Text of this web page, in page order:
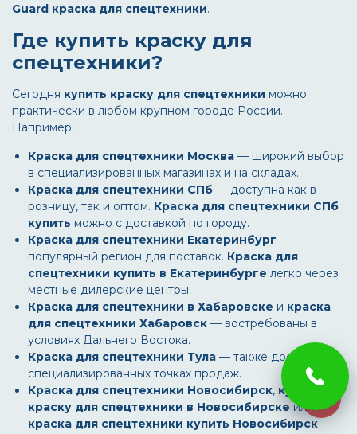
Guard краска для спецтехники.
Где купить краску для
спецтехники?
Сегодня купить краску для спецтехники можно
практически в любом крупном городе России.
Например:
Краска для спецтехники Москва — широкий выбор
в специализированных магазинах и на складах.
Краска для спецтехники СПб — доступна как в
розницу, так и оптом. Краска для спецтехники СПб
купить можно с доставкой по городу.
Краска для спецтехники Екатеринбург —
популярный регион для поставок. Краска для
спецтехники купить в Екатеринбурге легко через
местные дилерские центры.
Краска для спецтехники в Хабаровске и краска
для спецтехники Хабаровск — востребованы в
условиях Дальнего Востока.
Краска для спецтехники Тула — также доступна в
специализированных точках продаж.
Краска для спецтехники Новосибирск, купить
краску для спецтехники в Новосибирске или
краска для спецтехники купить Новосибирск—